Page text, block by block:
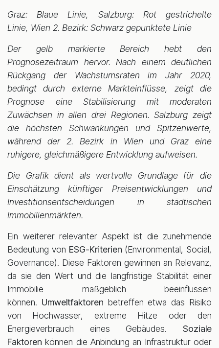
Graz: Blaue Linie, Salzburg: Rot gestrichelte
Linie, Wien 2. Bezirk: Schwarz gepunktete Linie
Der gelb markierte Bereich hebt den
Prognosezeitraum hervor. Nach einem deutlichen
Rückgang der Wachstumsraten im Jahr 2020,
bedingt durch externe Markteinflüsse, zeigt die
Prognose eine Stabilisierung mit moderaten
Zuwächsen in allen drei Regionen. Salzburg zeigt
die höchsten Schwankungen und Spitzenwerte,
während der 2. Bezirk in Wien und Graz eine
ruhigere, gleichmäßigere Entwicklung aufweisen.
Die Grafik dient als wertvolle Grundlage für die
Einschätzung künftiger Preisentwicklungen und
Investitionsentscheidungen in städtischen
Immobilienmärkten.
Ein weiterer relevanter Aspekt ist die zunehmende
Bedeutung von ESG-Kriterien (Environmental, Social,
Governance). Diese Faktoren gewinnen an Relevanz,
da sie den Wert und die langfristige Stabilität einer
Immobilie maßgeblich beeinflussen
können. Umweltfaktoren betreffen etwa das Risiko
von Hochwasser, extreme Hitze oder den
Energieverbrauch eines Gebäudes. Soziale
Faktoren können die Anbindung an Infrastruktur oder